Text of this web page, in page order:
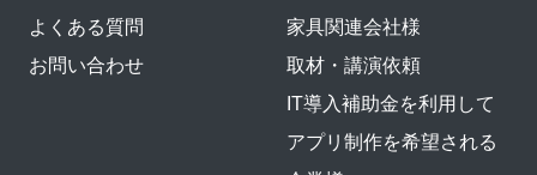
よくある質問
お問い合わせ
家具関連会社様
取材・講演依頼
IT導入補助金を利用して
アプリ制作を希望される